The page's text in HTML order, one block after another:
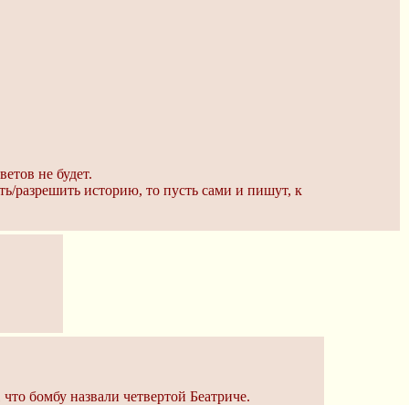
не будет.
разрешить историю, то пусть сами и пишут, к
бомбу назвали четвертой Беатриче.